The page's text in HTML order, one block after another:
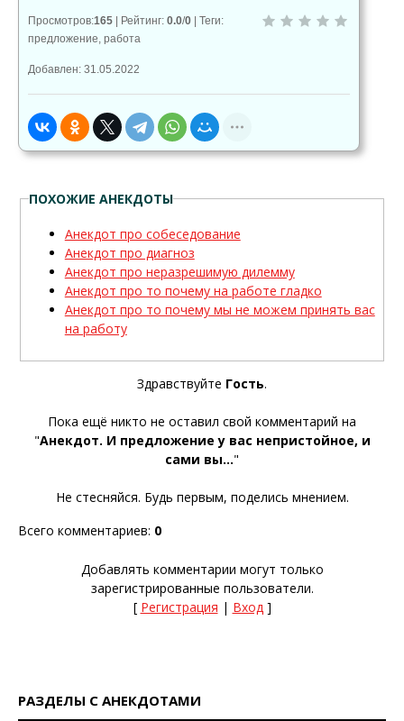
Просмотров:165 | Рейтинг: 0.0/0 | Теги:
предложение работа
Добавлен: 31.05.2022
ПОХОЖИЕ АНЕКДОТЫ
Анекдот про собеседование
Анекдот про диагноз
Анекдот про неразрешимую дилемму
Анекдот про то почему на работе гладко
Анекдот про то почему мы не можем принять вас
на работу
Здравствуйте Гость.
Пока ещё никто не оставил свой комментарий на
"Анекдот. И предложение у вас непристойное, и
сами вы..."
Не стесняйся. Будь первым, поделись мнением.
Всего комментариев: 0
Добавлять комментарии могут только
зарегистрированные пользователи.
[ Регистрация | Вход]
РАЗДЕЛЫ С АНЕКДОТАМИ